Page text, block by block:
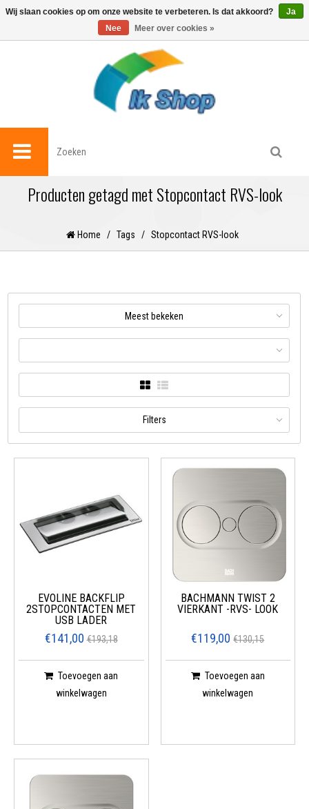
0
Producten getagd met Stopcontact RVS-look
Home / Tags / Stopcontact RVS-look
Meest bekeken
Filters
EVOLINE BACKFLIP
2STOPCONTACTEN MET
USB LADER
€141,00 €193,18
Toevoegen aan
winkelwagen
BACHMANN TWIST 2
VIERKANT -RVS- LOOK
€119,00 €130,15
Toevoegen aan
winkelwagen
Wij slaan cookies op om onze website te verbeteren. Is dat akkoord?
Ja
Nee
Meer over cookies »